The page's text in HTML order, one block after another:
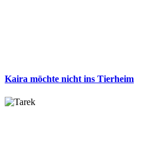
Kaira möchte nicht ins Tierheim